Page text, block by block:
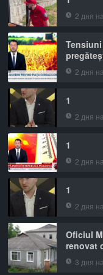
2 дня
2 дня
1
2 дня
1
2 дня
1
2 дня
Oficiul
renovat
3 дня